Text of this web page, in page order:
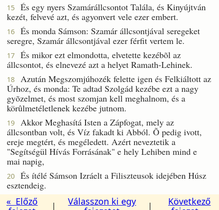
15
És egy nyers Szamárállcsontot Talála, és Kinyújtván
kezét, felvevé azt, és agyonvert vele ezer embert.
16
És monda Sámson: Szamár állcsontjával seregeket
seregre, Szamár állcsontjával ezer férfit vertem le.
17
És mikor ezt elmondotta, elvetette kezébõl az
állcsontot, és elnevezé azt a helyet Ramath-Lehinek.
18
Azután Megszomjúhozék felette igen és Felkiáltott az
Úrhoz, és monda: Te adtad Szolgád kezébe ezt a nagy
gyõzelmet, és most szomjan kell meghalnom, és a
körûlmetéletlenek kezébe jutnom.
19
Akkor Meghasítá Isten a Zápfogat, mely az
állcsontban volt, és Víz fakadt ki Abból. Õ pedig ivott,
ereje megtért, és megéledett. Azért neveztetik a
"Segítségül Hívás Forrásának" e hely Lehiben mind e
mai napig,
20
És ítélé Sámson Izráelt a Filiszteusok idejében Húsz
esztendeig.
« Előző
|
Válasszon ki egy
|
Következő